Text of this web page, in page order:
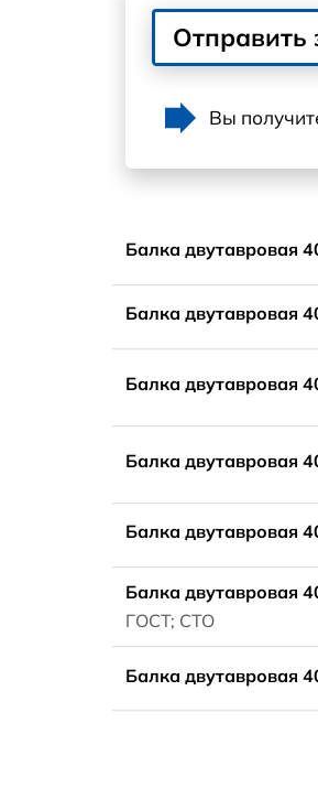
Отправить
Вы
Балка двутавровая
Балка двутавровая
Балка двутавровая
Балка двутавровая
Балка двутавровая
Балка двутавровая
ГОСТ; СТО
Балка двутавровая